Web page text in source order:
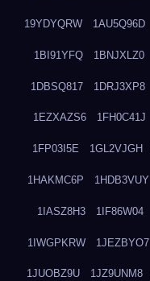
19YDYQRW 1AU5Q96D
1BI91YFQ 1BNJXLZ0
1DBSQ817 1DRJ3XP8
1EZXAZS6 1FH0C41J
1FP03I5E 1GL2VJGH
1HAKMC6P 1HDB3VUY
1IASZ8H3 1IF86W04
1IWGPKRW 1JEZBYO7
1JUOBZ9U 1JZ9UNM8